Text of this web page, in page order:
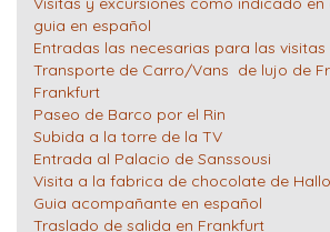
guia en español
Entradas las necesarias para las
Transporte de Carro/Vans de lujo de
Frankfurt
Paseo de Barco por el Rin
Subida a la torre de la TV
Entrada al Palacio de Sanssousi
Visita a la fabrica de chocolate de
Guia acompañante en español
Traslado de salida en Frankfurt